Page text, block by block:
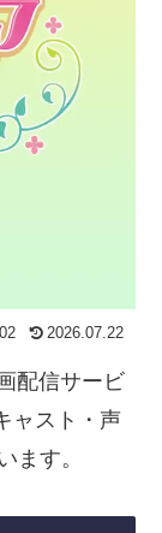
2026.07.22
配信サービ
ャスト・声
ます。